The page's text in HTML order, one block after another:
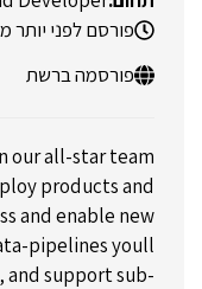
פורסם לפני יותר
פורסמה ברשת
our all-star team.
products and
and enable new
pipelines youll
and support sub-